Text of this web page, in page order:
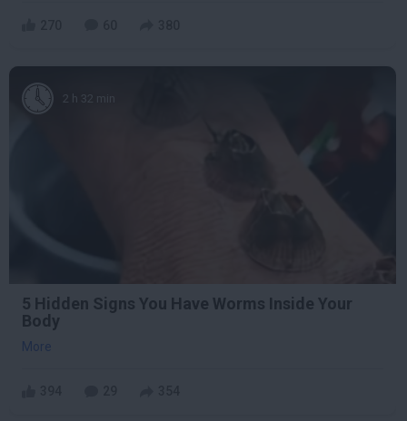
2 h 32 min
5 Hidden Signs You Have Worms Inside Your
Body
More